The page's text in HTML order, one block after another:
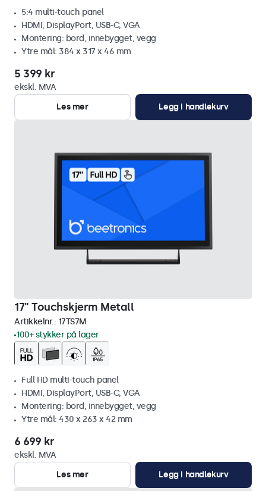
5:4 multi-touch panel
HDMI, DisplayPort, USB-C, VGA
Montering: bord, innebygget, vegg
Ytre mål: 384 x 317 x 46 mm
5 399 kr
ekskl. MVA
Les mer
Legg i handlekurv
17" Touchskjerm Metall
Artikkelnr.: 17TS7M
100+ stykker på lager
Full HD multi-touch panel
HDMI, DisplayPort, USB-C, VGA
Montering: bord, innebygget, vegg
Ytre mål: 430 x 263 x 42 mm
6 699 kr
ekskl. MVA
Les mer
Legg i handlekurv